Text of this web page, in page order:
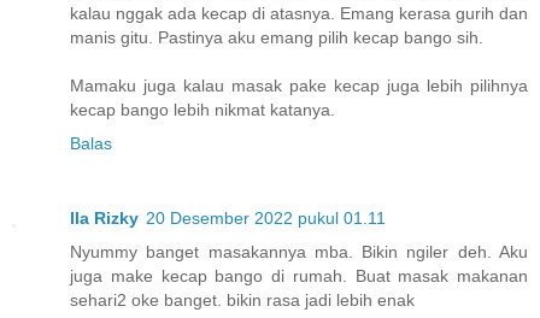
kalau nggak ada kecap di atasnya. Emang kerasa gurih dan
manis gitu. Pastinya aku emang pilih kecap bango sih.
Mamaku juga kalau masak pake kecap juga lebih pilihnya
kecap bango lebih nikmat katanya.
Balas
Ila Rizky 20 Desember 2022 pukul 01.11
Nyummy banget masakannya mba. Bikin ngiler deh. Aku
juga make kecap bango di rumah. Buat masak makanan
sehari2 oke banget. bikin rasa jadi lebih enak